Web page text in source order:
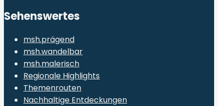
Sehenswertes
msh.prägend
msh.wandelbar
msh.malerisch
Regionale Highlights
Themenrouten
Nachhaltige Entdeckungen